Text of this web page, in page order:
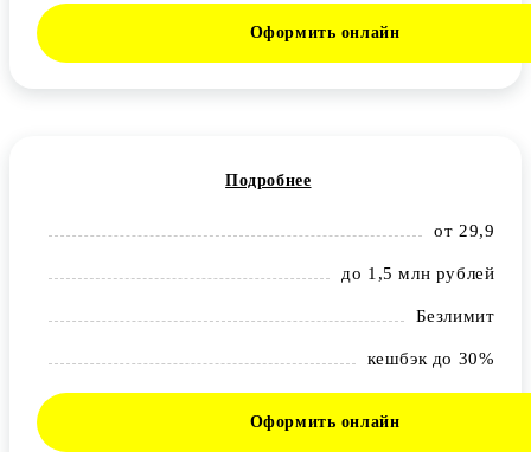
Оформить онлайн
Подробнее
от 29,9
до 1,5 млн рублей
Безлимит
кешбэк до 30%
Оформить онлайн